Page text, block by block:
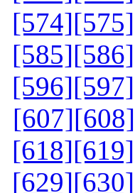
[574][575]
[585][586]
[596][597]
[607][608]
[618][619]
[629][630]